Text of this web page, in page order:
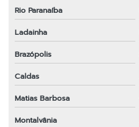
Rio Paranaíba
Ladainha
Brazópolis
Caldas
Matias Barbosa
Montalvânia